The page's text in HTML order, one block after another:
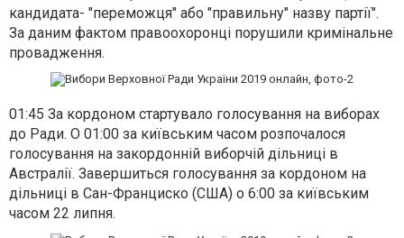
кандидата- "переможця" або "правильну" назву партії".
За даним фактом правоохоронці порушили кримінальне
провадження.
01:45 За кордоном стартувало голосування на виборах
до Ради. О 01:00 за київським часом розпочалося
голосування на закордонній виборчій дільниці в
Австралії. Завершиться голосування за кордоном на
дільниці в Сан-Франциско (США) о 6:00 за київським
часом 22 липня.